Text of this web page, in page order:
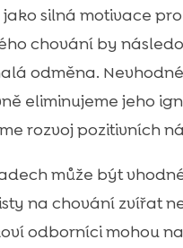
silná motivace
chování by
odměna.
eliminujeme jeho
rozvoj pozitivních
může být
na chování zvířat
odborníci mohou